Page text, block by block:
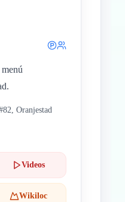
Oranjestad
Videos
Wikiloc